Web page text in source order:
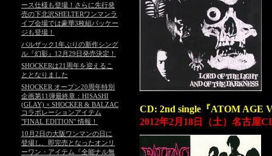
CD: 2nd single『ATOM AGE
2012年2月18日（土）名古屋
ース仕様も登場！さらに先行発
売の下北沢SHELTERワンマンラ
イブ会場では豪華3枚組パッケー
ジも登場！
バルザック1年ぶりの新作シング
ル『幻影』12月29日発売決定！
SHOCKERは21周年を迎えるこ
ととなりました
SHOCKER オープン20周年特別
企画第11弾最終章：HISASHI
(GLAY) × SHOCKER & BALZAC
コラボレーションアイテム
"FINAL EDITION" 情報！
10月2日の大阪ワンマンの日に
登場し、即完売となったオンリ
ーワン・アイテム『全能ナル無